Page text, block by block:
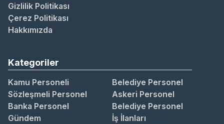
Gizlilik Politikası
Çerez Politikası
Hakkımızda
Kategoriler
Kamu Personeli
Belediye Personel
Sözleşmeli Personel
Askeri Personel
Banka Personel
Belediye Personel
Gündem
İş İlanları